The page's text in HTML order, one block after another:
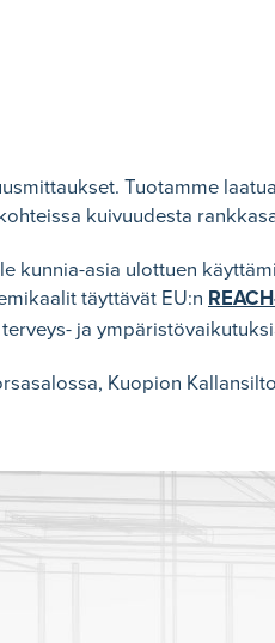
Tuotamme
kuivuudesta
kunnia-asia ulottuen
täyttävät EU:n
ja
Kuopion